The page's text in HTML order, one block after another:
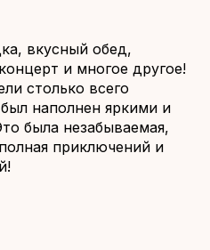
вкусный обед,
и многое другое!
столько всего
наполнен яркими и
была незабываемая,
приключений и